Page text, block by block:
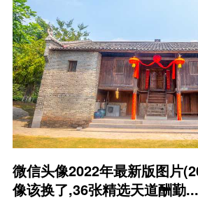
微信头像2022年最新版图片
像该换了,36张精选天道酬勤...